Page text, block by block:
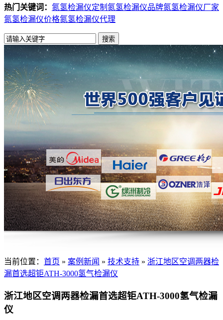
热门关键词： 氮氢检漏仪定制 氮氢检漏仪品牌氮氢检漏仪厂家
氮氢检漏仪价格氮氢检漏仪代理
当前位置： 首页 » 案例新闻 » 技术支持 » 浙江地区空调两器检
漏首选超钜ATH-3000氢气检漏仪
浙江地区空调两器检漏首选超钜ATH-3000氢气检漏
仪